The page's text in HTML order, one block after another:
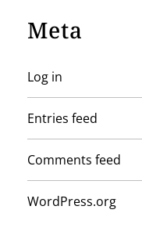
Meta
Log in
Entries feed
Comments feed
WordPress.org